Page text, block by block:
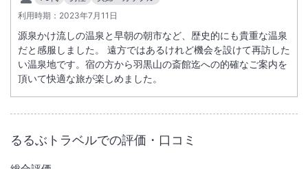
利用時期： 2023年7月11日
源泉かけ流しの温泉と早朝の朝市など、歴史的にも貴重な温泉
だと感服しました。 遠方ではあるけれど機会を設けて再訪した
い温泉地です。宿の方から羽黒山の斎館迄への的確なご案内を
頂いて快適な旅が楽しめました。
るるぶトラベルでの評価・口コミ